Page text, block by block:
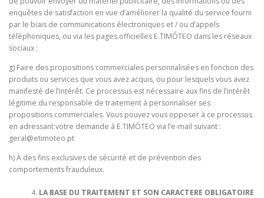
enquêtes de satisfaction en vue d’améliorer la qualité du service fourni
par le biais de communications électroniques et / ou d’appels
téléphoniques, ou via les pages officielles E.TIMÓTEO dans les réseaux
sociaux ;
g) Faire des propositions commerciales personnalisées en fonction des
produits ou services que vous avez acquis, ou pour lesquels vous avez
manifesté de l’intérêt. Ce processus est nécessaire aux fins de l’intérêt
légitime du responsable de traitement à personnaliser ses
propositions commerciales. Vous pouvez vous opposer à ce processus
en adressant votre demande à E.TIMÓTEO via l’e-mail suivant :
geral@etimoteo.pt
h) À des fins exclusives de sécurité et de prévention des
comportements frauduleux.
LA BASE DU TRAITEMENT ET SON CARACTERE OBLIGATOIRE